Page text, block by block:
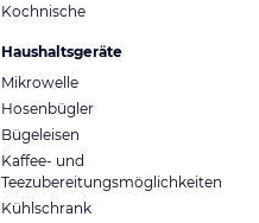
Kochnische
Haushaltsgeräte
Mikrowelle
Hosenbügler
Bügeleisen
Kaffee- und
Teezubereitungsmöglichkeiten
Kühlschrank